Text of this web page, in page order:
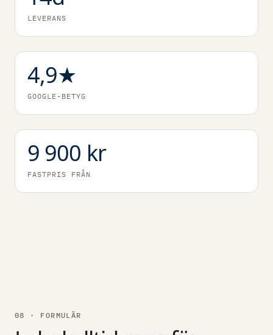
LEVERANS
4,9★
GOOGLE-BETYG
9 900 kr
FASTPRIS FRÅN
08 · FORMULÄR